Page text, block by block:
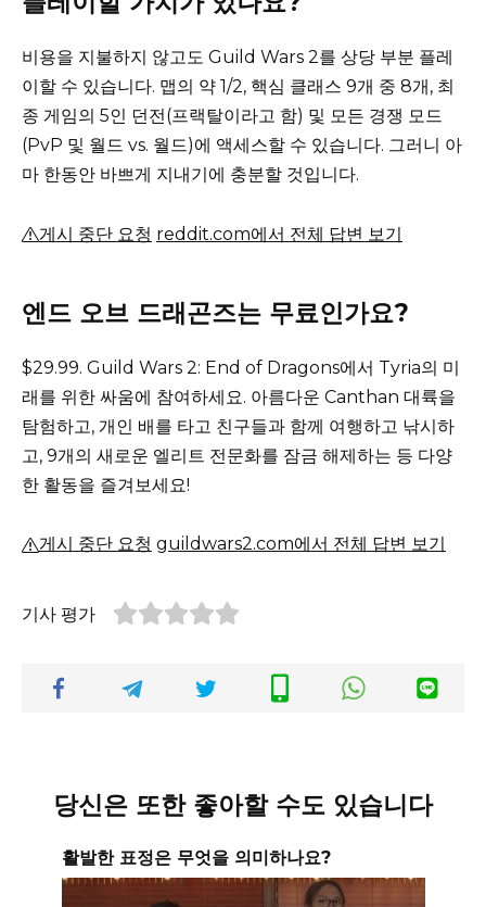
비용을 지불하지 않고도 Guild Wars 2를 상당 부분 플레
이할 수 있습니다. 맵의 약 1/2, 핵심 클래스 9개 중 8개, 최
종 게임의 5인 던전(프랙탈이라고 함) 및 모든 경쟁 모드
(PvP 및 월드 vs. 월드)에 액세스할 수 있습니다. 그러니 아
마 한동안 바쁘게 지내기에 충분할 것입니다.
게시 중단 요청 reddit.com에서 전체 답변 보기
엔드 오브 드래곤즈는 무료인가요?
$29.99. Guild Wars 2: End of Dragons에서 Tyria의 미
래를 위한 싸움에 참여하세요. 아름다운 Canthan 대륙을
탐험하고, 개인 배를 타고 친구들과 함께 여행하고 낚시하
고, 9개의 새로운 엘리트 전문화를 잠금 해제하는 등 다양
한 활동을 즐겨보세요!
게시 중단 요청 guildwars2.com에서 전체 답변 보기
기사 평가
당신은 또한 좋아할 수도 있습니다
활발한 표정은 무엇을 의미하나요?